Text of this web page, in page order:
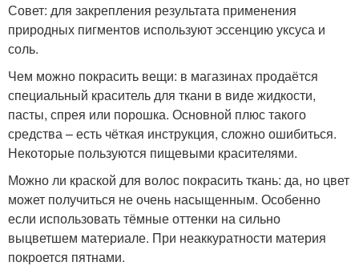
Совет: для закрепления результата применения
природных пигментов используют эссенцию уксуса и
соль.
Чем можно покрасить вещи: в магазинах продаётся
специальный краситель для ткани в виде жидкости,
пасты, спрея или порошка. Основной плюс такого
средства – есть чёткая инструкция, сложно ошибиться.
Некоторые пользуются пищевыми красителями.
Можно ли краской для волос покрасить ткань: да, но цвет
может получиться не очень насыщенным. Особенно
если использовать тёмные оттенки на сильно
выцветшем материале. При неаккуратности материя
покроется пятнами.